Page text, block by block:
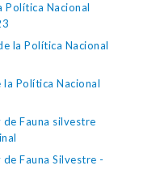
Política Nacional
la Política Nacional
Política Nacional
Fauna silvestre
Fauna Silvestre -